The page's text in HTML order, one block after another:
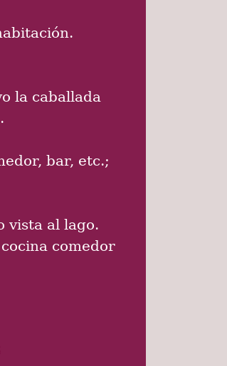
la caballada
al lago.
comedor